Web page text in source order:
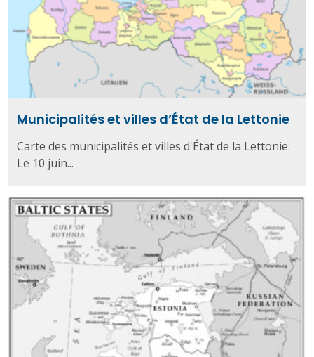
Municipalités et villes d’État de la Lettonie
Carte des municipalités et villes d'État de la Lettonie.
Le 10 juin...